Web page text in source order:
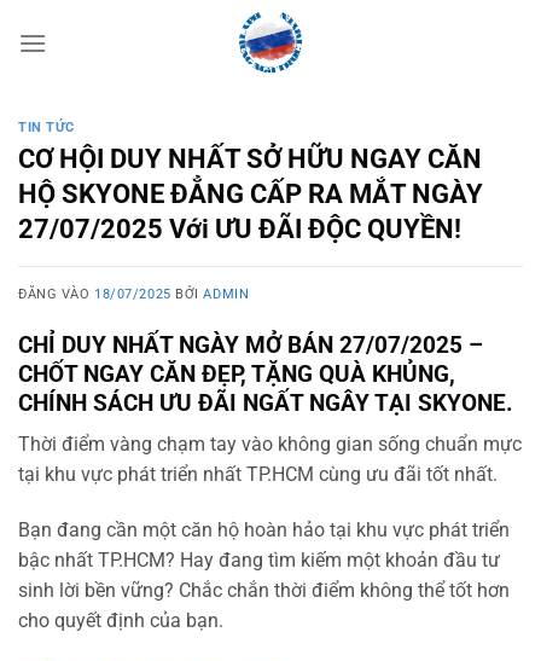
qua
TIN TỨC
CƠ HỘI DUY NHẤT SỞ HỮU NGAY CĂN
HỘ SKYONE ĐẲNG CẤP RA MẮT NGÀY
27/07/2025 Với ƯU ĐÃI ĐỘC QUYỀN!
ĐĂNG VÀO 18/07/2025 BỞIADMIN
CHỈ DUY NHẤT NGÀY MỞ BÁN 27/07/2025 –
CHỐT NGAY CĂN ĐẸP, TẶNG QUÀ KHỦNG,
CHÍNH SÁCH ƯU ĐÃI NGẤT NGÂY TẠI SKYONE.
Thời điểm vàng chạm tay vào không gian sống chuẩn mực
tại khu vực phát triển nhất TP.HCM cùng ưu đãi tốt nhất.
Bạn đang cần một căn hộ hoàn hảo tại khu vực phát triển
bậc nhất TP.HCM? Hay đang tìm kiếm một khoản đầu tư
sinh lời bền vững? Chắc chắn thời điểm không thể tốt hơn
cho quyết định của bạn.